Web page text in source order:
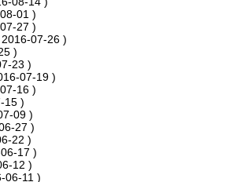
01 )
27 )
07-26 )
)
23 )
07-19 )
16 )
15 )
09 )
27 )
22 )
17 )
12 )
06-11 )